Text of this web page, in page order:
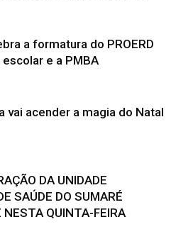
a formatura do PROERD
e a PMBA
vai acender a magia do Natal
DA UNIDADE
SAÚDE DO SUMARÉ
NESTA QUINTA-FEIRA